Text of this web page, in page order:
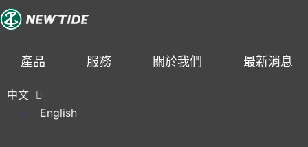
跳
至
容
產品 服務 關於我們 最新消息
中文
English